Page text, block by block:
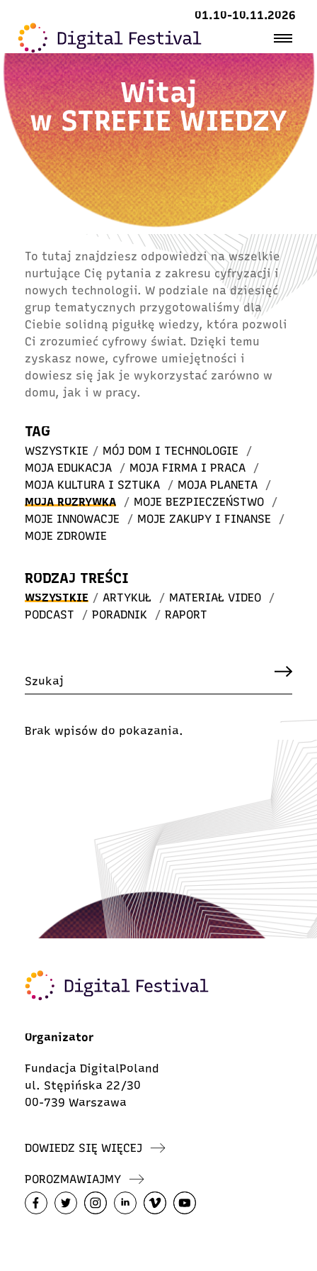
01.10-10.11.2026
Witaj
wSTREFIE WIEDZY
To tutaj znajdziesz odpowiedzi na wszelkie
nurtujące Cię pytania z zakresu cyfryzacji i
nowych technologii. W podziale na dziesięć
grup tematycznych przygotowaliśmy dla
Ciebie solidną pigułkę wiedzy, która pozwoli
Ci zrozumieć cyfrowy świat. Dzięki temu
zyskasz nowe, cyfrowe umiejętności i
dowiesz się jak je wykorzystać zarówno w
domu, jak i w pracy.
TAG
WSZYSTKIE / MÓJ DOM I TECHNOLOGIE
/
MOJA EDUKACJA
/ MOJA FIRMA I PRACA
/
MOJA KULTURA I SZTUKA
/ MOJA PLANETA
/
MOJA ROZRYWKA
/ MOJE BEZPIECZEŃSTWO
/
MOJE INNOWACJE
/ MOJE ZAKUPY I FINANSE
/
MOJE ZDROWIE
RODZAJ TREŚCI
WSZYSTKIE / ARTYKUŁ / MATERIAŁ VIDEO
/
PODCAST
/ PORADNIK / RAPORT
Brak wpisów do pokazania.
Organizator
Fundacja DigitalPoland
ul. Stępińska 22/30
00-739 Warszawa
DOWIEDZ SIĘ WIĘCEJ
POROZMAWIAJMY